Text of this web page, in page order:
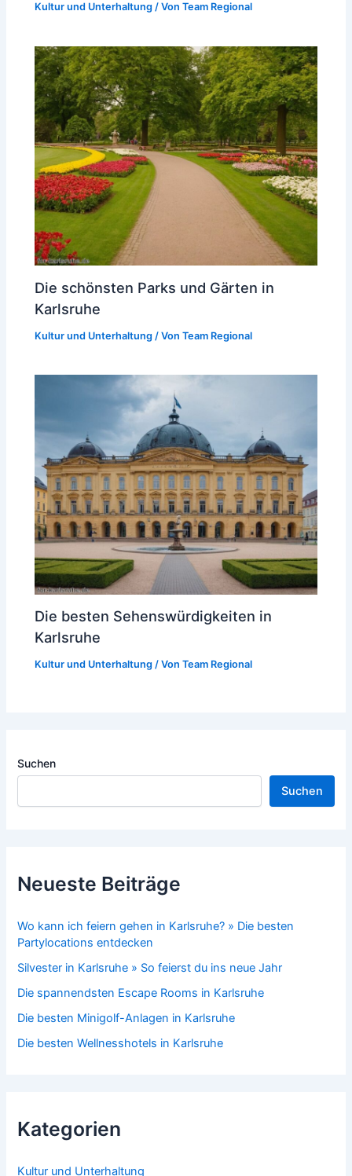
Kultur und Unterhaltung / VonTeam Regional
Die schönsten Parks und Gärten in
Karlsruhe
Kultur und Unterhaltung / VonTeam Regional
Die besten Sehenswürdigkeiten in
Karlsruhe
Kultur und Unterhaltung / VonTeam Regional
Suchen
Suchen
Neueste Beiträge
Wo kann ich feiern gehen in Karlsruhe? » Die besten
Partylocations entdecken
Silvester in Karlsruhe » So feierst du ins neue Jahr
Die spannendsten Escape Rooms in Karlsruhe
Die besten Minigolf-Anlagen in Karlsruhe
Die besten Wellnesshotels in Karlsruhe
Kategorien
Kultur und Unterhaltung